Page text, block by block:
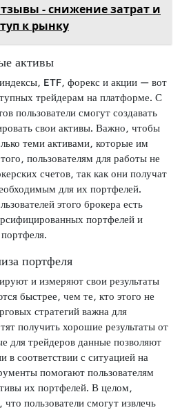
- снижение затрат и
к рынку
активы
ETF, форекс и акции — вот
трейдерам на платформе. С
пользователи смогут создавать
свои активы. Важно, чтобы
теми активами, которые им
пользователям для работы не
счетов, так как они получат
для их портфелей.
этого брокера есть
портфелей и
портфеля
и измеряют свои результаты
быстрее, чем те, кто этого не
стратегий важна для
получить хорошие результаты от
для трейдеров данные позволяют
в соответствии с ситуацией на
помогают пользователям
их портфелей. В целом,
пользователи смогут извлечь